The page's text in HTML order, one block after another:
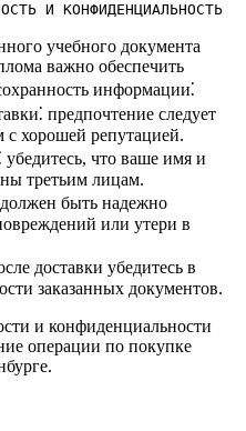
И КОНФИДЕНЦИАЛЬНОСТЬ
учебного документа
важно обеспечить
информации⁚
предпочтение следует
хорошей репутацией.​
что ваше имя и
третьим лицам.​
быть надежно
или утери в
доставки убедитесь в
заказанных документов.​
и конфиденциальности
операции по покупке